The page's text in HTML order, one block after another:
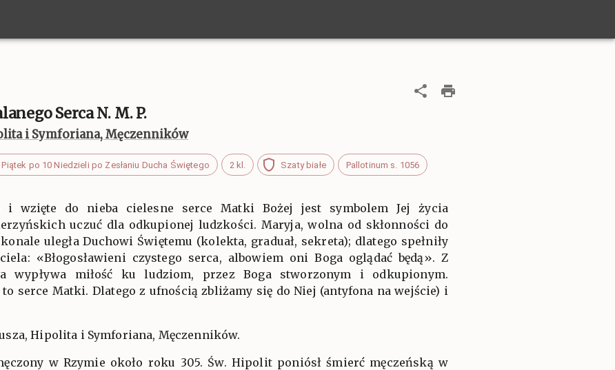
Serca N. M. P.
i Symforiana, Męczenników
Piątek po 10 Niedzieli po Zesłaniu Ducha Świętego 2 kl. Szaty białe Pallotinum s. 1056
i wzięte do nieba cielesne serce Matki Bożej jest symbolem Jej życia
uczuć dla odkupionej ludzkości. Maryja, wolna od skłonności do
uległa Duchowi Świętemu (kolekta, graduał, sekreta); dlatego spełniły
«Błogosławieni czystego serca, albowiem oni Boga oglądać będą». Z
wypływa miłość ku ludziom, przez Boga stworzonym i odkupionym.
serce Matki. Dlatego z ufnością zbliżamy się do Niej (antyfona na wejście) i
Hipolita i Symforiana, Męczenników.
w Rzymie około roku 305. Św. Hipolit poniósł śmierć męczeńską w